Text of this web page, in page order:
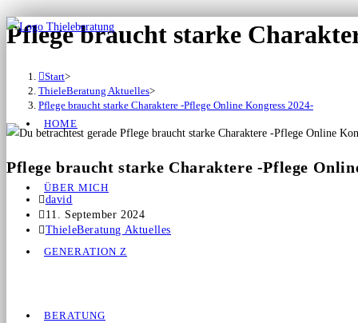
HOME
ÜBER MICH
GENERATION Z
BERATUNG
Pflege braucht starke
Start>
ThieleBeratung Aktuelles>
Pflege braucht starke Charaktere -Pflege Online Kongress 2024-
Pflege braucht starke Charaktere -Pflege
david
11. September 2024
ThieleBeratung Aktuelles